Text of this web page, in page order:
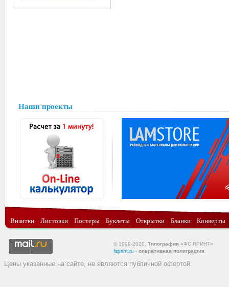
Наши проекты
Визитки Листовки Постеры Буклеты Открытки Бланки Конверты
© 1999-2020, Типография «ФС ПРИНТ»
fsprint.ru - оперативная полиграфия
Цены указанные на сайте, не являются публичной офертой.